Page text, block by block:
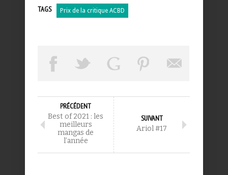
TAGS Prix de la critique ACBD
PRÉCÉDENT
Best of 2021 : les
meilleurs
mangas de
l’année
SUIVANT
Ariol #17